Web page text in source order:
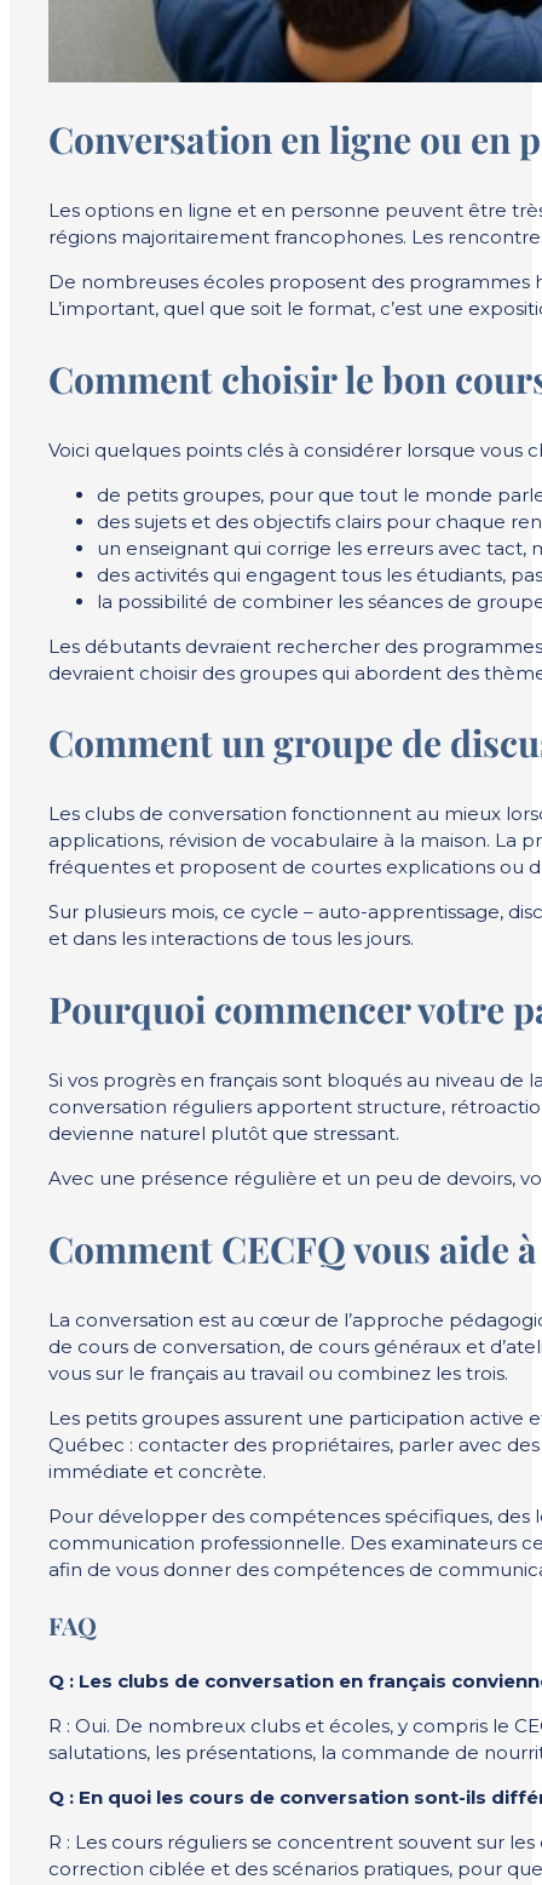
Conversation en ligne ou en
Les options en ligne et en personne peuvent être
régions majoritairement francophones. Les
De nombreuses écoles proposent des programmes
L’important, quel que soit le format, c’est une
Comment choisir le bon
Voici quelques points clés à considérer lorsque vous
de petits groupes, pour que tout le monde
des sujets et des objectifs clairs pour chaque
un enseignant qui corrige les erreurs avec tact,
des activités qui engagent tous les étudiants,
la possibilité de combiner les séances de
Les débutants devraient rechercher des
devraient choisir des groupes qui abordent des
Comment un groupe de
Les clubs de conversation fonctionnent au mieux
applications, révision de vocabulaire à la maison. La
fréquentes et proposent de courtes explications ou
Sur plusieurs mois, ce cycle – auto-apprentissage,
et dans les interactions de tous les jours.
Pourquoi commencer votre
Si vos progrès en français sont bloqués au niveau
conversation réguliers apportent structure,
devienne naturel plutôt que stressant.
Avec une présence régulière et un peu de devoirs,
Comment CECFQ vous aide
La conversation est au cœur de l’approche
de cours de conversation, de cours généraux et
vous sur le français au travail ou combinez les trois.
Les petits groupes assurent une participation active
Québec : contacter des propriétaires, parler avec
immédiate et concrète.
Pour développer des compétences spécifiques, des
communication professionnelle. Des examinateurs
afin de vous donner des compétences de
FAQ
Q : Les clubs de conversation en français
R : Oui. De nombreux clubs et écoles, y compris le
salutations, les présentations, la commande de
Q : En quoi les cours de conversation sont-ils
R : Les cours réguliers se concentrent souvent sur
correction ciblée et des scénarios pratiques, pour